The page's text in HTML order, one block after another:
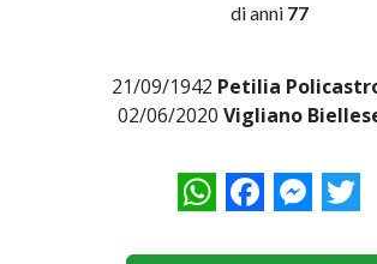
di anni 77
21/09/1942 Petilia
02/06/2020 Vigliano
WhatsAppFacebook